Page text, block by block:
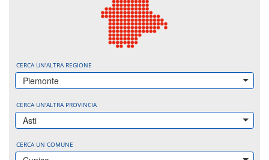
CERCA UN'ALTRA REGIONE
Piemonte
CERCA UN'ALTRA PROVINCIA
Asti
CERCA UN COMUNE